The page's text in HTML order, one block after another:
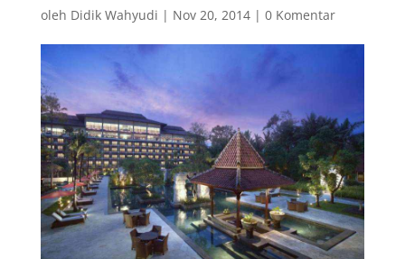
oleh Didik Wahyudi | Nov 20, 2014| 0 Komentar